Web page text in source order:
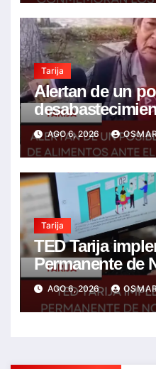
Tarija
Alertan de un
ante el
encarecimiento
agrícolas
AGO 6, 2026 OSMAR
Tarija
TED Tarija
Permanente de
Notarios
AGO 6, 2026